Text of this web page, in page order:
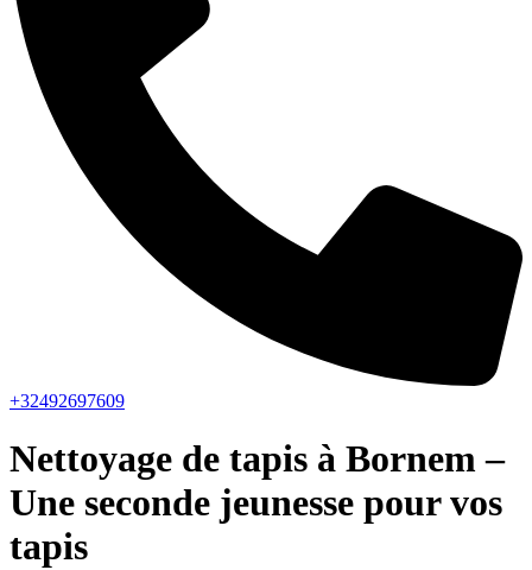
+32492697609
Nettoyage de tapis à Bornem –
Une seconde jeunesse pour vos
tapis